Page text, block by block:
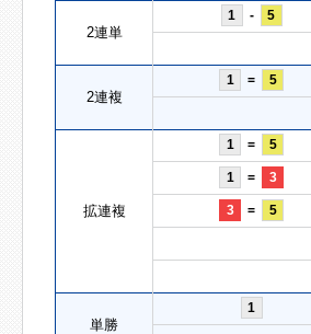
2連単
1 - 5
2連複
1 = 5
拡連複
1 = 5
1 = 3
3 = 5
単勝
1